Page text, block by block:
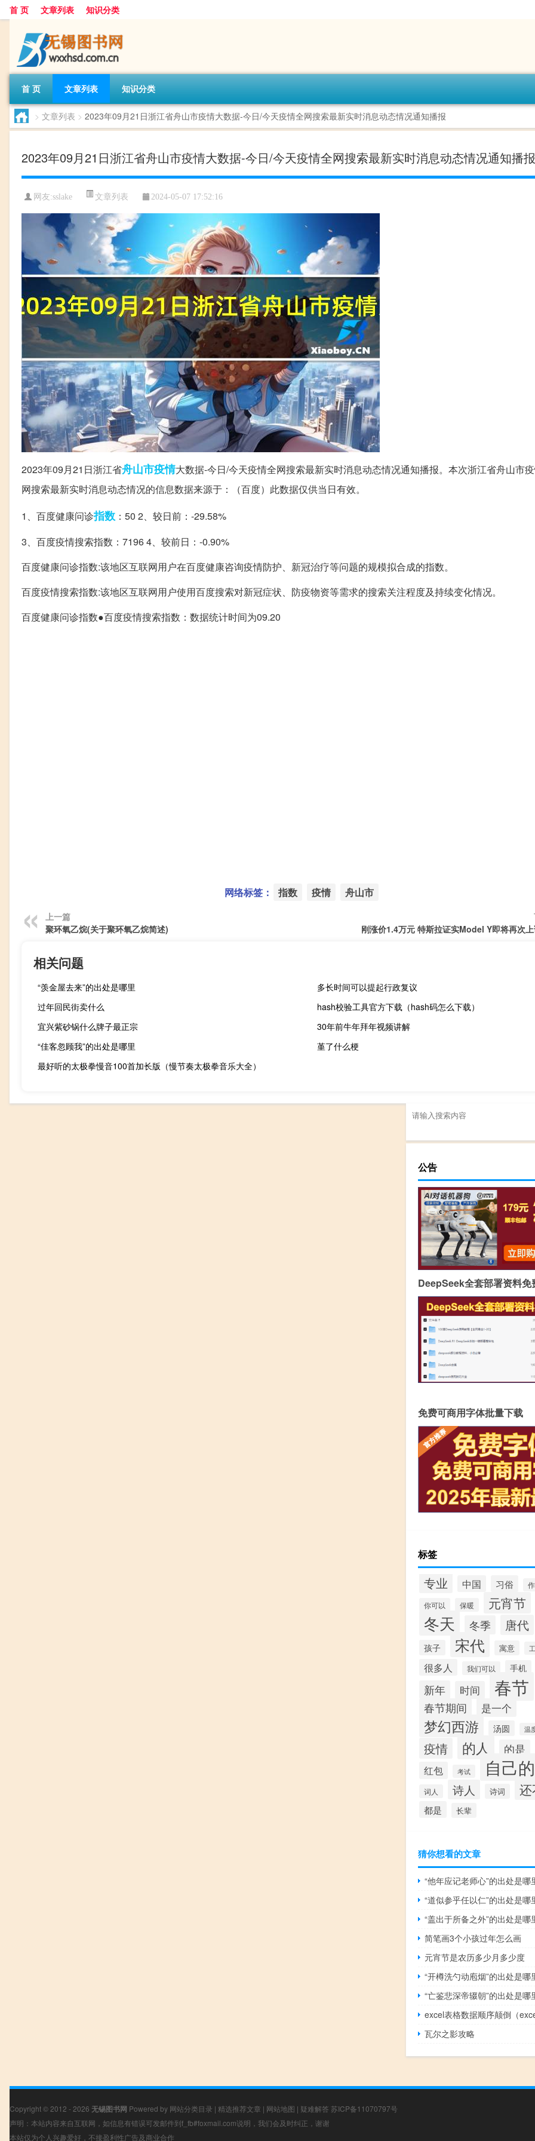
首 页 文章列表 知识分类
首 页 文章列表 知识分类
> 文章列表 > 2023年09月21日浙江省舟山市疫情大数据-今日/今天疫情全网搜索最新实时消息动态情况通知播报
2023年09月21日浙江省舟山市疫情大数据-今日/今天疫情全网搜索最新实时消息动态情况通知播报
网友:sslake 文章列表 2024-05-07 17:52:16
2023年09月21日浙江省舟山市疫情大数据-今日/今天疫情全网搜索最新实时消息动态情况通知播报。本次浙江省舟山市
网搜索最新实时消息动态情况的信息数据来源于：（百度）此数据仅供当日有效。
1、百度健康问诊指数 ：50 2、较日前：-29.58%
3、百度疫情搜索指数：7196 4、较前日：-0.90%
百度健康问诊指数:该地区互联网用户在百度健康咨询疫情防护、新冠治疗等问题的规模拟合成的指数。
百度疫情搜索指数:该地区互联网用户使用百度搜索对新冠症状、防疫物资等需求的搜索关注程度及持续变化情况。
百度健康问诊指数●百度疫情搜索指数：数据统计时间为09.20
网络标签： 指数 疫情 舟山市
上一篇
聚环氧乙烷(关于聚环氧乙烷简述)
刚涨价1.4万元 特斯拉证实Model Y即将再次
相关问题
“羡金屋去来”的出处是哪里
多长时间可以提起行政复议
过年回民街卖什么
hash校验工具官方下载（hash码怎么下载）
宜兴紫砂锅什么牌子最正宗
30年前牛年拜年视频讲解
“佳客忽顾我”的出处是哪里
堇了什么梗
最好听的太极拳慢音100首加长版（慢节奏太极拳音乐大全）
公告
DeepSeek全套部署资料免
免费可商用字体批量下载
标签
专业 中国 习俗
你可以 保暖 元宵节
冬天 冬季 唐代
孩子 宋代 寓意
很多人 我们可以 手机
新年 时间 春节
春节期间 是一个
梦幻西游 汤圆 温
疫情 的人 的是
红包 考试 自己的
词人 诗人 诗词
都是 长辈
猜你想看的文章
“他年应记老师心”的出处是哪
“道似参乎任以仁”的出处是哪
“盖出于所备之外”的出处是哪
简笔画3个小孩过年怎么画
元宵节是农历多少月多少度
“开樽洗勺动庖烟”的出处是哪
“亡鉴悲深帝辍朝”的出处是哪
瓦尔之影攻略
Copyright © 2012 - 2026 无锡图书网 Powered by 网站分类目录 | 精选推荐文章 | 网站地图 | 疑难解答 苏ICP备11070797号
声明：本站内容来自互联网，如信息有错误可发邮件到f_fb#foxmail.com说明，我们会及时纠正，谢谢
本站仅为个人兴趣爱好，不接盈利性广告及商业合作